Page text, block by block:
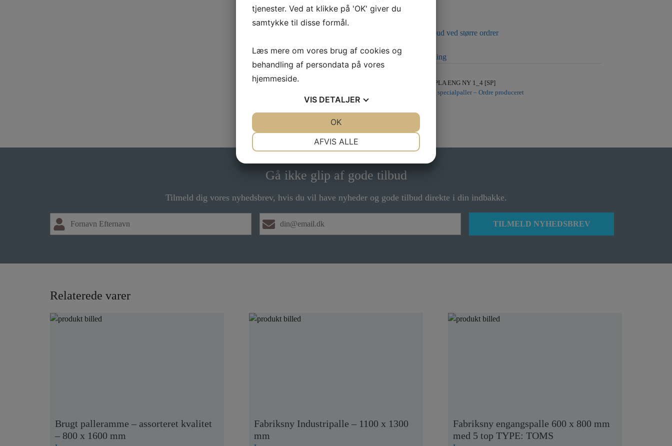
Kontakt os for tilbud ved større ordrer
Klik her for bestilling
PLA ENG NY 1_4 [SP]
Fabriksnye specialpaller – Ordre produceret
Gå ikke glip af gode tilbud
Tilmeld dig vores nyhedsbrev, hvis du vil have nyheder og gode tilbud direkte i din indbakke.
Relaterede varer
Brugt palleramme – assorteret kvalitet
– 800 x 1600 mm
Fabriksny Industripalle – 1100 x 1300
mm
Fabriksny engangspalle 600 x 800 mm
med 5 top TYPE: TOMS
tjenester. Ved at klikke på 'OK' giver du
samtykke til disse formål.
Læs mere om vores brug af cookies og
behandling af persondata på vores
hjemmeside.
VIS DETALJER
MARKETING STATISTIK
AFVIS ALLE
OK